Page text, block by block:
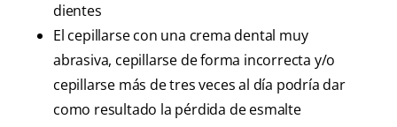
dientes
El cepillarse con una crema dental muy
abrasiva, cepillarse de forma incorrecta y/o
cepillarse más de tres veces al día podría dar
como resultado la pérdida de esmalte